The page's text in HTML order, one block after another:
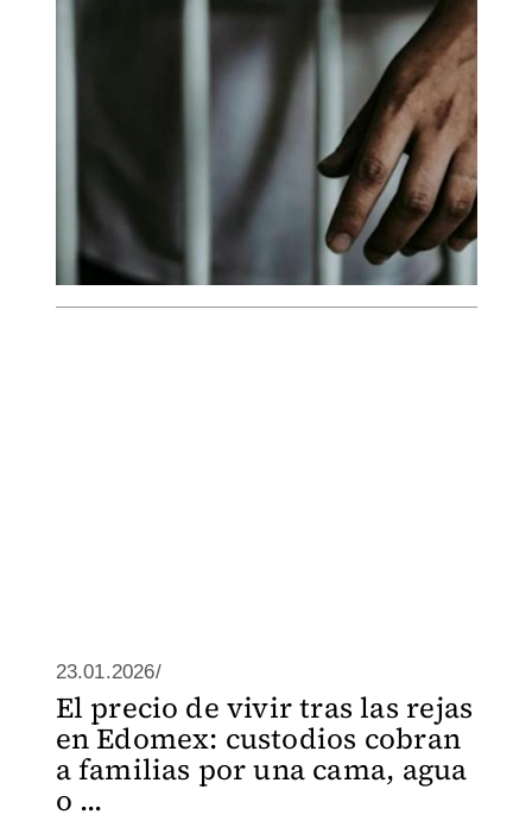
23.01.2026/
El precio de vivir tras las rejas
en Edomex: custodios cobran
a familias por una cama, agua
o ...